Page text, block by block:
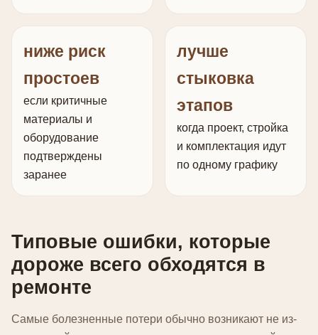
ниже риск
простоев
если критичные
материалы и
оборудование
подтверждены
заранее
лучше
стыковка
этапов
когда проект, стройка
и комплектация идут
по одному графику
Типовые ошибки, которые
дороже всего обходятся в
ремонте
Самые болезненные потери обычно возникают не из-